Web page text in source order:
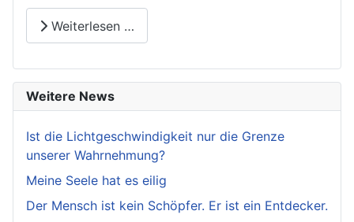
Weiterlesen …
Weitere News
Ist die Lichtgeschwindigkeit nur die Grenze
unserer Wahrnehmung?
Meine Seele hat es eilig
Der Mensch ist kein Schöpfer. Er ist ein Entdecker.